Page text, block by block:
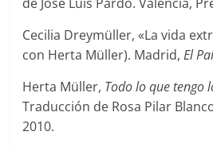
Cecilia Dreymüller, «La vida
con Herta Müller). Madrid,El
Herta Müller, Todo lo que tengo
Traducción de Rosa Pilar
2010.